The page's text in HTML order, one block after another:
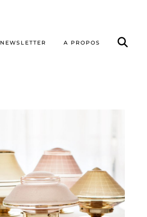
NEWSLETTER A PROPOS